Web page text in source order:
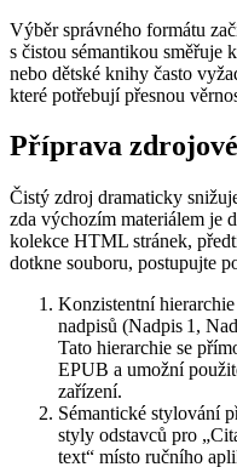
Výběr správného formátu
s čistou sémantikou směřuje
nebo dětské knihy často
které potřebují přesnou
Příprava
Čistý zdroj dramaticky
zda výchozím materiálem je
kolekce HTML stránek,
dotkne souboru, postupujte
Konzistentní hierarchie
nadpisů (Nadpis 1,
Tato hierarchie se
EPUB a umožní
zařízení.
Sémantické stylování
styly odstavců pro
text“ místo ručního